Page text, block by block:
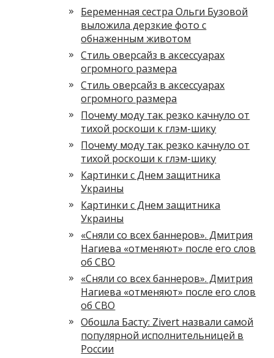
Беременная сестра Ольги Бузовой
выложила дерзкие фото с
обнаженным животом
Стиль оверсайз в аксессуарах
огромного размера
Стиль оверсайз в аксессуарах
огромного размера
Почему моду так резко качнуло от
тихой роскоши к глэм-шику
Почему моду так резко качнуло от
тихой роскоши к глэм-шику
Картинки с Днем защитника
Украины
Картинки с Днем защитника
Украины
«Сняли со всех баннеров». Дмитрия
Нагиева «отменяют» после его слов
об СВО
«Сняли со всех баннеров». Дмитрия
Нагиева «отменяют» после его слов
об СВО
Обошла Басту: Zivert назвали самой
популярной исполнительницей в
России